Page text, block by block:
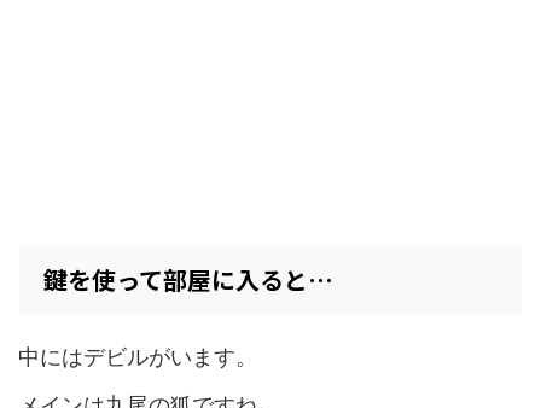
鍵を使って部屋に入ると…
中にはデビルがいます。